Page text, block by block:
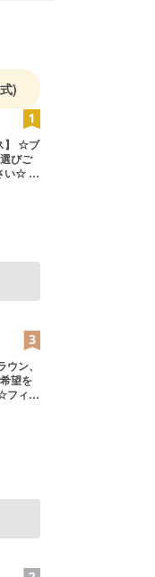
家
)
】 ☆ブ
びご
☆ ☆
ン
☆ ☆現
なりま
望を
ルは